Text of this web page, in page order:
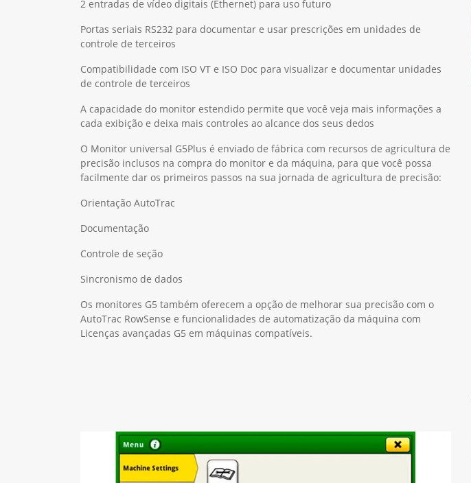
2 entradas de vídeo digitais (Ethernet) para uso futuro
Portas seriais RS232 para documentar e usar prescrições em unidades de
controle de terceiros
Compatibilidade com ISO VT e ISO Doc para visualizar e documentar unidades
de controle de terceiros
A capacidade do monitor estendido permite que você veja mais informações a
cada exibição e deixa mais controles ao alcance dos seus dedos
O Monitor universal G5Plus é enviado de fábrica com recursos de agricultura de
precisão inclusos na compra do monitor e da máquina, para que você possa
facilmente dar os primeiros passos na sua jornada de agricultura de precisão:
Orientação AutoTrac
Documentação
Controle de seção
Sincronismo de dados
Os monitores G5 também oferecem a opção de melhorar sua precisão com o
AutoTrac RowSense e funcionalidades de automatização da máquina com
Licenças avançadas G5 em máquinas compatíveis.